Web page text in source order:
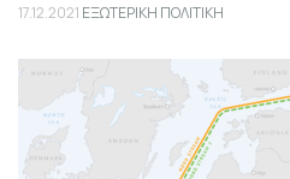
17.12.2021 ΕΞΩΤΕΡΙΚΗ ΠΟΛΙΤΙΚΗ